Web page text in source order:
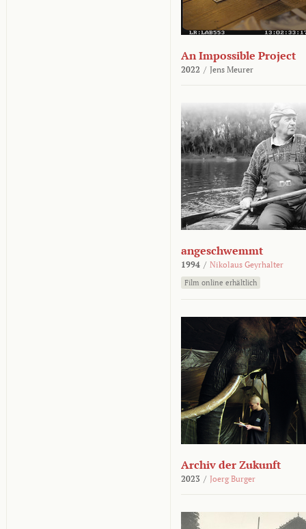
An Impossible Project
2022 / Jens Meurer
angeschwemmt
1994 / Nikolaus Geyrhalter
Film online erhältlich
Archiv der Zukunft
2023 / Joerg Burger